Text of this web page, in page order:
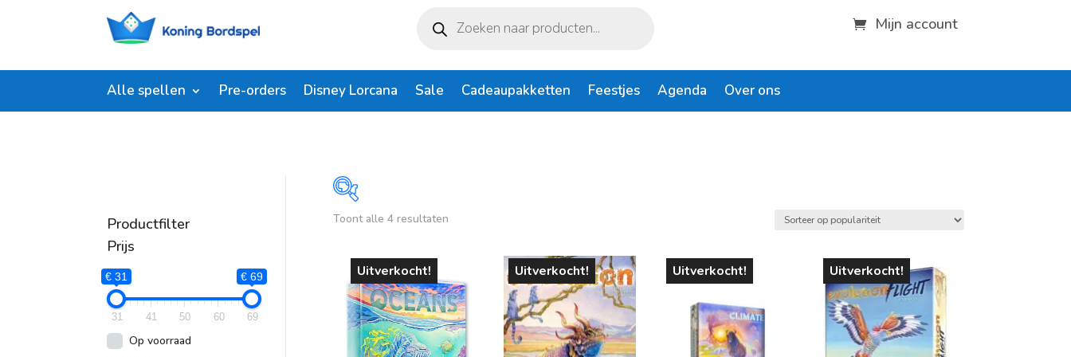
zoeken Mijn account
Alle spellen Pre-orders Disney Lorcana Sale Cadeaupakketten Feestjes Agenda Over ons
Productfilter
Prijs
€ 31 € 69
31 41 50 60 69
Op voorraad
€ 31 € 69
31 41 50 69
vanaf 1 jaar
vanaf 4 jaar
vanaf 6 jaar
Toont alle 4 resultatenGesorteerd
populariteit
Uitverkocht! Uitverkocht! Uitverkocht! Uitverkocht!